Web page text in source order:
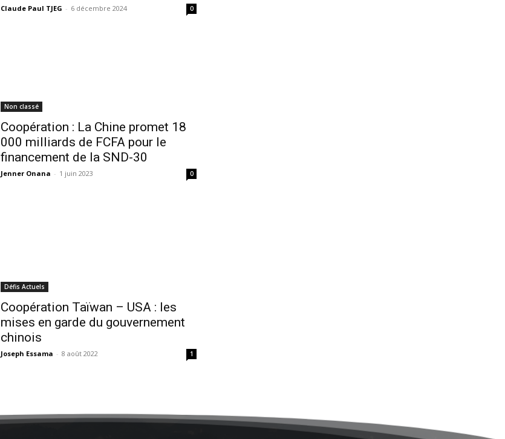
Claude Paul TJEG - 6 décembre 2024 0
Non classé
Coopération : La Chine promet 18
000 milliards de FCFA pour le
financement de la SND-30
Jenner Onana - 1 juin 2023 0
Défis Actuels
Coopération Taïwan – USA : les
mises en garde du gouvernement
chinois
Joseph Essama - 8 août 2022 1